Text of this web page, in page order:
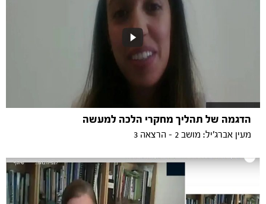
הדגמה של תהליך מחקרי הלכה למעשה
מעין אברג'יל: מושב 2 - הרצאה 3